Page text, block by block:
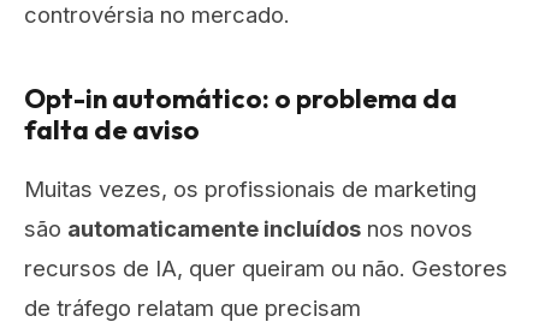
controvérsia no mercado.
Opt-in automático: o problema da
falta de aviso
Muitas vezes, os profissionais de marketing
são automaticamente incluídos nos novos
recursos de IA, quer queiram ou não. Gestores
de tráfego relatam que precisam